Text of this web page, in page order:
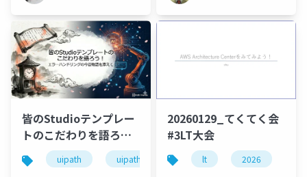
皆のStudioテンプレー
トのこだわりを語ろ
う！エラーハンドリン
グの今昔物語を添えて
uipath uipathfriends
20260129_てくてく会
#3LT大会
lt 2026